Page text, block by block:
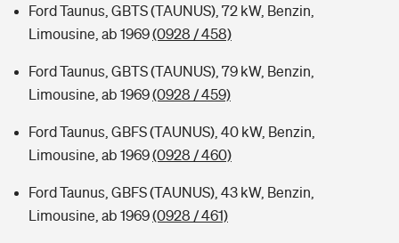
Ford Taunus, GBTS (TAUNUS), 72 kW, Benzin,
Limousine, ab 1969(0928 / 458)
Ford Taunus, GBTS (TAUNUS), 79 kW, Benzin,
Limousine, ab 1969(0928 / 459)
Ford Taunus, GBFS (TAUNUS), 40 kW, Benzin,
Limousine, ab 1969(0928 / 460)
Ford Taunus, GBFS (TAUNUS), 43 kW, Benzin,
Limousine, ab 1969(0928 / 461)